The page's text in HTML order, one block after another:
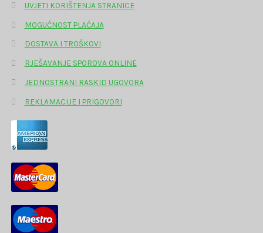
UVJETI KORIŠTENJA STRANICE
MOGUĆNOST PLAĆAJA
DOSTAVA I TROŠKOVI
RJEŠAVANJE SPOROVA ONLINE
JEDNOSTRANI RASKID UGOVORA
REKLAMACIJE I PRIGOVORI